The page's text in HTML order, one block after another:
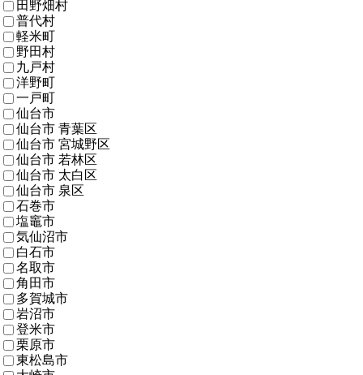
田野畑村
普代村
軽米町
野田村
九戸村
洋野町
一戸町
仙台市
仙台市 青葉区
仙台市 宮城野区
仙台市 若林区
仙台市 太白区
仙台市 泉区
石巻市
塩竈市
気仙沼市
白石市
名取市
角田市
多賀城市
岩沼市
登米市
栗原市
東松島市